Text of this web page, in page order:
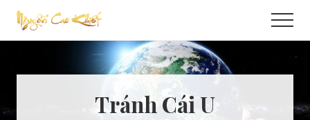
Menu
Skip
main
qua
primary
Cải
Cầu
Tránh Cái U